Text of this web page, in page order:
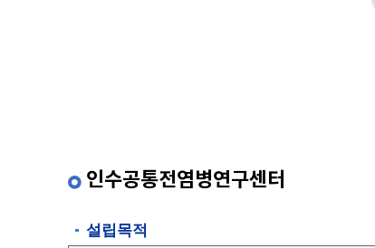
인수공통전염병연구센터
설립목적